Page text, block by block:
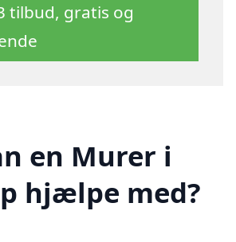
tilbud, gratis og
en Murer i
hjælpe med?